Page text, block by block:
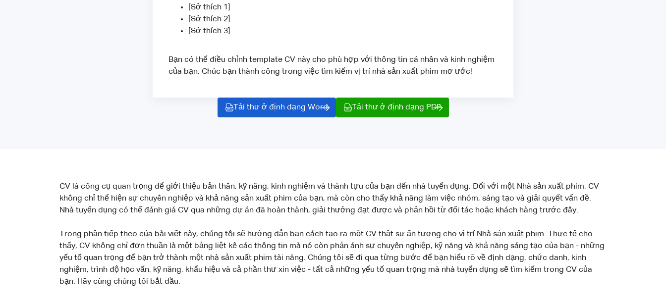
[Sở thích 1]
[Sở thích 2]
[Sở thích 3]
Bạn có thể điều chỉnh template CV này cho phù hợp với thông tin cá nhân và kinh nghiệm
của bạn. Chúc bạn thành công trong việc tìm kiếm vị trí nhà sản xuất phim mơ ước!
Tải thư ở định dạng Word Tải thư ở định dạng PDF
CV là công cụ quan trọng để giới thiệu bản thân, kỹ năng, kinh nghiệm và thành tựu của bạn đến nhà tuyển dụng. Đối với một Nhà sản xuất phim, CV
không chỉ thể hiện sự chuyên nghiệp và khả năng sản xuất phim của bạn, mà còn cho thấy khả năng làm việc nhóm, sáng tạo và giải quyết vấn đề.
Nhà tuyển dụng có thể đánh giá CV qua những dự án đã hoàn thành, giải thưởng đạt được và phản hồi từ đối tác hoặc khách hàng trước đây.
Trong phần tiếp theo của bài viết này, chúng tôi sẽ hướng dẫn bạn cách tạo ra một CV thật sự ấn tượng cho vị trí Nhà sản xuất phim. Thực tế cho
thấy, CV không chỉ đơn thuần là một bảng liệt kê các thông tin mà nó còn phản ánh sự chuyên nghiệp, kỹ năng và khả năng sáng tạo của bạn - những
yếu tố quan trọng để bạn trở thành một nhà sản xuất phim tài năng. Chúng tôi sẽ đi qua từng bước để bạn hiểu rõ về định dạng, chức danh, kinh
nghiệm, trình độ học vấn, kỹ năng, khẩu hiệu và cả phần thư xin việc - tất cả những yếu tố quan trọng mà nhà tuyển dụng sẽ tìm kiếm trong CV của
bạn. Hãy cùng chúng tôi bắt đầu.